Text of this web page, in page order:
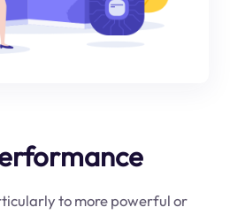
to more powerful or